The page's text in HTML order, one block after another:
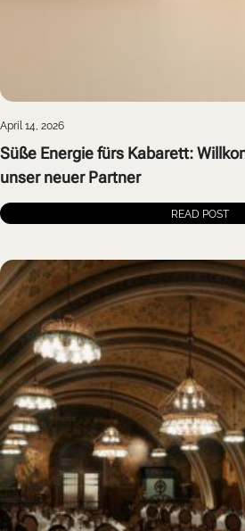
April 14, 2026
Süße Energie fürs Kabarett:
unser neuer Partner
READ POST